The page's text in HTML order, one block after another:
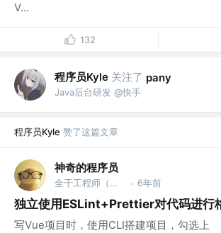
V...
132
程序员Kyle 关注了 pany
Java后台研发 @快手
程序员Kyle 赞了这篇文章
神奇的程序员
全干工程师（主前端，副后端） @某上市公司 · 6年前
独立使用ESLint+Prettier对代码进行
写Vue项目时，使用CLI搭建项目，勾选上